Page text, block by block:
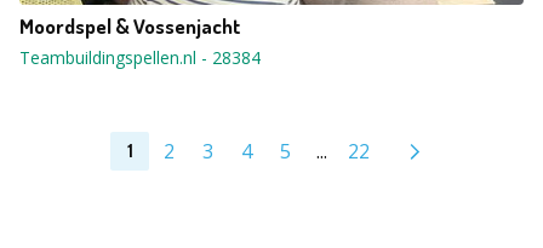
Moordspel & Vossenjacht
Teambuildingspellen.nl - 28384
1 2 3 4 5 ... 22